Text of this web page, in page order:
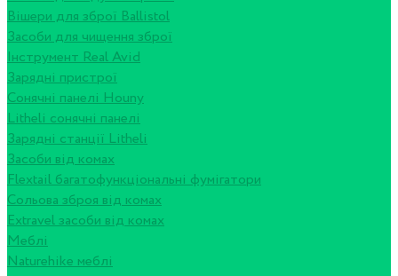
Вішери для зброї Ballistol
Засоби для чищення зброї
Інструмент Real Avid
Зарядні пристрої
Сонячні панелі Houny
Litheli сонячні панелі
Зарядні станції Litheli
Засоби від комах
Flextail багатофункціональні фумігатори
Сольова зброя від комах
Extravel засоби від комах
Меблі
Naturehike меблі